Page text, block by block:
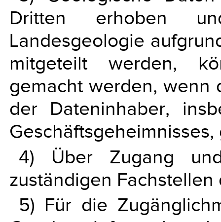
Dritten erhoben
Landesgeologie
mitgeteilt werden,
gemacht werden, wenn
der Dateninhaber,
4) Über Zugang
zuständigen
5) Für die